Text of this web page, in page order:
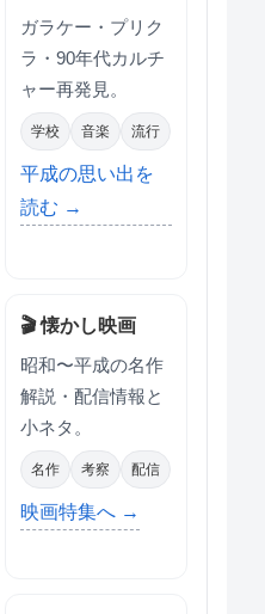
ガラケー・プリク
ラ・90年代カルチ
ャー再発見。
学校 音楽 流行
平成の思い出を
読む →
🎬 懐かし映画
昭和〜平成の名作
解説・配信情報と
小ネタ。
名作 考察 配信
映画特集へ →